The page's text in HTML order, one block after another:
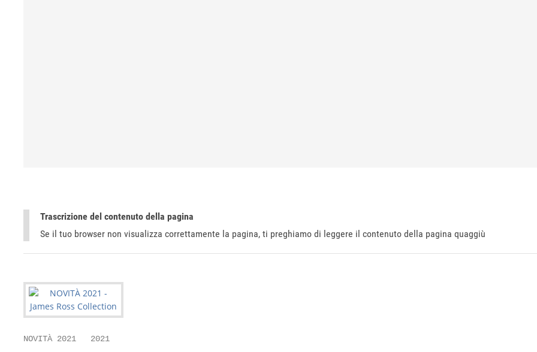
Trascrizione del contenuto della pagina
Se il tuo browser non visualizza correttamente la pagina, ti preghiamo di leggere il contenuto della pagina quaggiù
NOVITÀ 2021   2021